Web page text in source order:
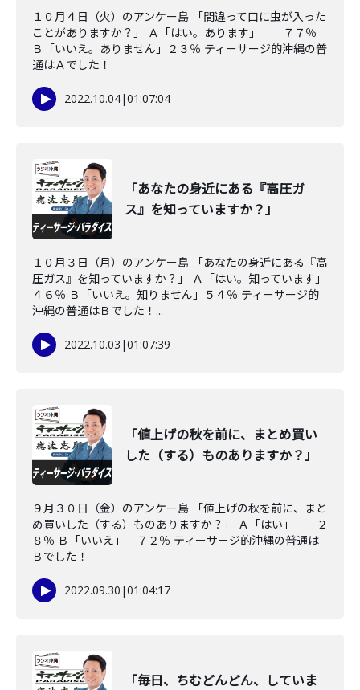
１０月４日（火）のアンケー島 「間違って口に虫が入った
ことがありますか？」 Ａ「はい。あります」 ７７％
Ｂ「いいえ。ありません」２３％ ティーサージ的沖縄の普
通はＡでした！
2022.10.04|01:07:04
「あなたの身近にある『高圧ガ
ス』を知っていますか？」
１０月３日（月）のアンケー島 「あなたの身近にある『高
圧ガス』を知っていますか？」 Ａ「はい。知っています」
４６％ Ｂ「いいえ。知りません」５４％ ティーサージ的
沖縄の普通はＢでした！...
2022.10.03 |01:07:39
「値上げの秋を前に、まとめ買い
した（する）ものありますか？」
９月３０日（金）のアンケー島 「値上げの秋を前に、まと
め買いした（する）ものありますか？」 Ａ「はい」 ２
８％ Ｂ「いいえ」 ７２％ ティーサージ的沖縄の普通は
Ｂでした！
2022.09.30 |01:04:17
「毎日、ちむどんどん、していま